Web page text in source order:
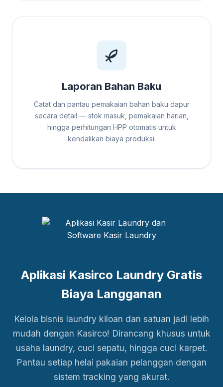
Laporan Bahan Baku
Catat dan pantau pemakaian bahan baku dapur
secara detail — stok masuk, pemakaian harian,
hingga perhitungan HPP otomatis untuk
kendalikan biaya produksi.
Aplikasi Kasirco Laundry Gratis
Biaya Langganan
Kelola bisnis laundry kiloan dan satuan jadi lebih
mudah dengan Kasirco! Dirancang khusus untuk
usaha laundry, cuci sepatu, hingga cuci karpet.
Pantau setiap helai pakaian pelanggan dengan
sistem tracking yang akurat.